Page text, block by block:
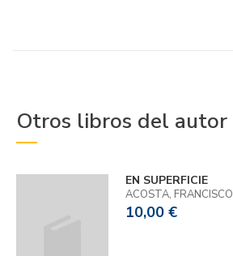
Otros libros del autor
EN SUPERFICIE
ACOSTA, FRANCISCO
10,00 €